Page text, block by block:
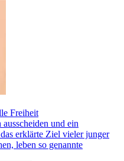
Freiheit
und ein
erklärte Ziel vieler junger
leben so genannte